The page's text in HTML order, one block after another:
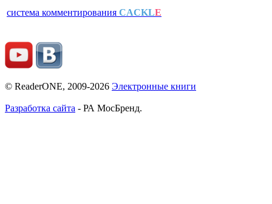
система комментирования CACKLE
© ReaderONE, 2009-2026 Электронные книги
Разработка сайта - РА МосБренд.